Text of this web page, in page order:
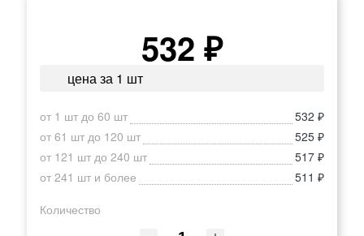
532 ₽
цена за 1 шт
от 1 шт до 60 шт
532 ₽
от 61 шт до 120 шт
525 ₽
от 121 шт до 240 шт
517 ₽
от 241 шт и более
511 ₽
Количество